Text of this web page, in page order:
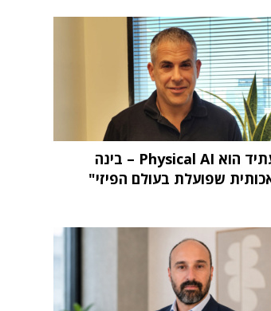
"העתיד הוא Physical AI – בינה
שפועלת בעולם הפיזי"